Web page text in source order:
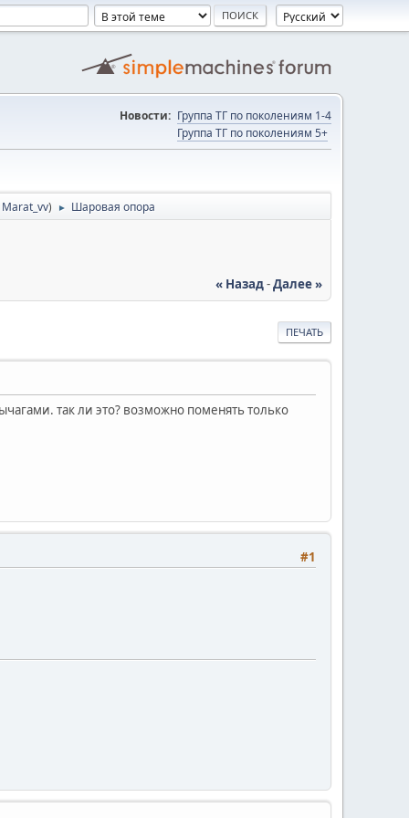
Новости: Группа ТГ по поколениям 1-4
Группа ТГ по поколениям 5+
Marat_vv) ► Шаровая опора
« Назад-Далее »
ПЕЧАТЬ
так ли это? возможно поменять только
#1